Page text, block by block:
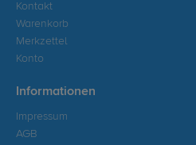
Kontakt
Warenkorb
Merkzettel
Konto
Informationen
Impressum
AGB